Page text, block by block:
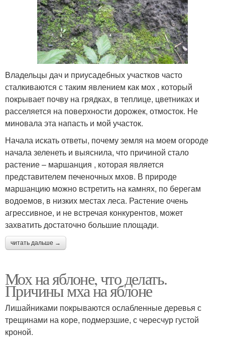
Владельцы дач и приусадебных участков часто
сталкиваются с таким явлением как мох , который
покрывает почву на грядках, в теплице, цветниках и
расселяется на поверхности дорожек, отмосток. Не
миновала эта напасть и мой участок.
Начала искать ответы, почему земля на моем огороде
начала зеленеть и выяснила, что причиной стало
растение – маршанция , которая является
представителем печеночных мхов. В природе
маршанцию можно встретить на камнях, по берегам
водоемов, в низких местах леса. Растение очень
агрессивное, и не встречая конкурентов, может
захватить достаточно большие площади.
читать дальше →
Мох на яблоне, что делать.
Причины мха на яблоне
Лишайниками покрываются ослабленные деревья с
трещинами на коре, подмерзшие, с чересчур густой
кроной.